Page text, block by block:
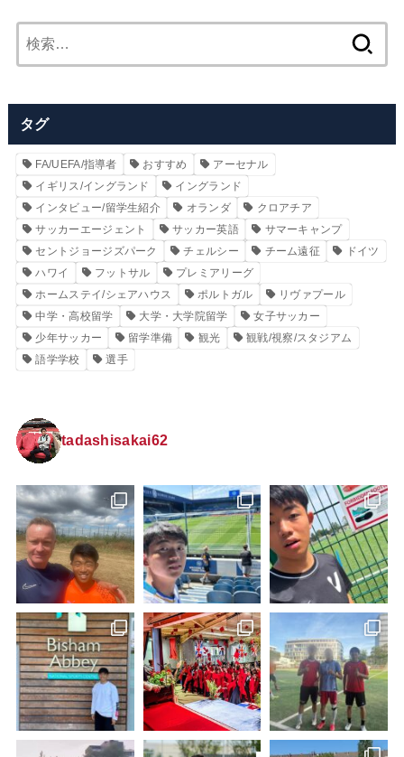
索:
タグ
FA/UEFA/指導者 おすすめ
アーセナル
イギリス/イングランド
イングランド
インタビュー/留学生紹介
オランダ
クロアチア
サッカーエージェント
サッカー英語
サマーキャンプ
セントジョージズパーク
チェルシー チーム遠征
ドイツ
ハワイ
フットサル
プレミアリーグ
ホームステイ/シェアハウス
ポルトガル
リヴァプール
中学・高校留学
大学・大学院留学
女子サッカー
少年サッカー
留学準備 観光
観戦/視察/スタジアム
語学学校
選手
tadashisakai62